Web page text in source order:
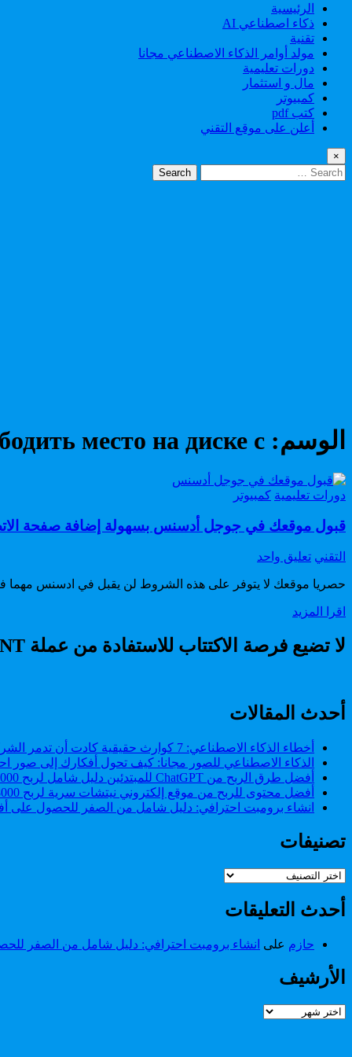
الرئيسية
ذكاء اصطناعي AI
تقنية
مولد أوامر الذكاء الاصطناعي مجانا
دورات تعليمية
مال و استثمار
كمبيوتر
كتب pdf
أعلن على موقع التقني
×
Search
for:
الوسم: место на диске с
Posted
دورات تعليمية كمبيوتر
قبول موقعك في جوجل أدسنس بسهولة إضافة صفحة
Author:
التقني تعليق واحد
موقعك
بسهولة
و
صفحات
حصريا موقعك لا يتوفر على هذه الشروط لن يقبل في ادسنس
اقرا المزيد
في
جوجل
صفحة
و
صفحات
اخرى
لا تضيع فرصة الاكتتاب للاستفادة من عملة RADIANT
أحدث المقالات
أخطاء الذكاء الاصطناعي: 7 كوارث حقيقية كادت أن تدمر الشركات (وكيف تتجنبها)
الذكاء الاصطناعي للصور مجانا: كيف تحول أفكارك إلى صور
أفضل طرق الربح من ChatGPT للمبتدئين دليل شامل لربح 2000 دولار من ChatGPT.
أفضل محتوى للربح من موقع إلكتروني نيتشات سرية لربح 3000 دولار شهريا.
انشاء برومبت احترافي: دليل شامل من الصفر للحصول على
تصنيفات
تصنيفات
أحدث التعليقات
حازم على انشاء برومبت احترافي: دليل شامل من الصفر
الأرشيف
الأرشيف